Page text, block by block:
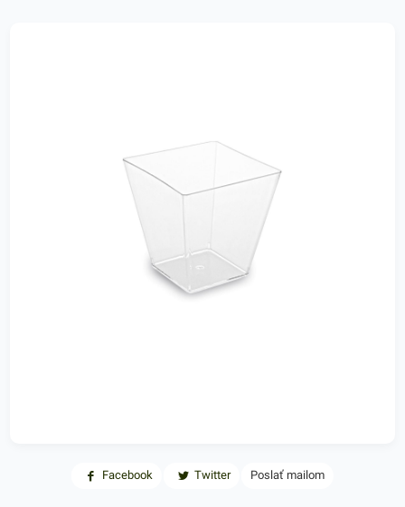
Facebook Twitter Poslať mailom